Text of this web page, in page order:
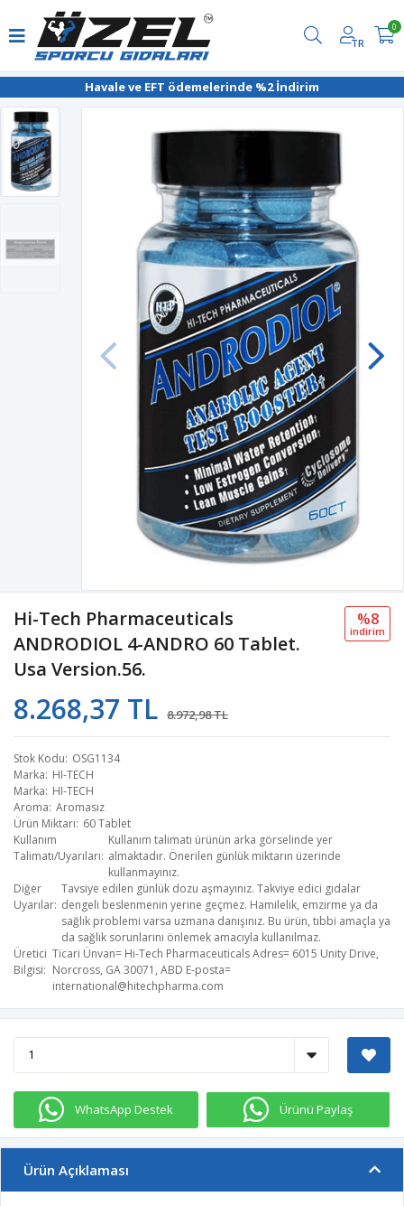
Havale ve EFT ödemelerinde %2 İndirim
TR
0
Hi-Tech Pharmaceuticals
ANDRODIOL 4-ANDRO 60 Tablet.
Usa Version.56.
8.268,37 TL 8.972,98 TL
%8
i̇ndi̇ri̇m
Stok Kodu OSG1134
Marka HI-TECH
Marka HI-TECH
Aroma Aromasız
Ürün Miktarı 60 Tablet
Kullanım
Talimatı/Uyarıları
Kullanım talimatı ürünün arka görselinde yer
almaktadır. Önerilen günlük miktarın üzerinde
kullanmayınız.
Diğer
Uyarılar
Tavsiye edilen günlük dozu aşmayınız. Takviye edici gıdalar
dengeli beslenmenin yerine geçmez. Hamilelik, emzirme ya da
sağlık problemi varsa uzmana danışınız. Bu ürün, tıbbi amaçla ya
da sağlık sorunlarını önlemek amacıyla kullanılmaz.
Üretici
Bilgisi
Ticari Ünvan= Hi-Tech Pharmaceuticals​ Adres= 6015 Unity Drive,
Norcross, GA 30071, ABD E-posta=
international@hitechpharma.com
WhatsApp Destek Ürünü Paylaş
Ürün Açıklaması